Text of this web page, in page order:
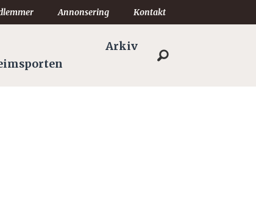
Annonsering Kontakt
Arkiv